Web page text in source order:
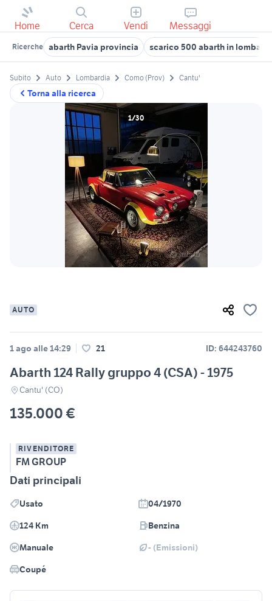
Home Cerca Vendi Messaggi
Ricerche abarth Pavia provincia scarico 500 abarth in
Torna alla ricerca
Subito Auto Lombardia Como (Prov) Cantu'
1/30
AUTO
1 ago alle 14:29 21 ID: 644243760
Abarth 124 Rally gruppo 4 (CSA) - 1975
Cantu' (CO)
135.000 €
RIVENDITORE
FM GROUP
Dati principali
Usato
04/1970
124 Km
Benzina
Manuale
- (Emissioni)
Coupé